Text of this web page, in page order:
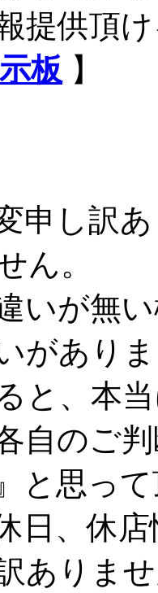
提供頂
板 】
申し訳
ん。
いが無
があり
と、本
自のご
と思っ
日、休
ありま